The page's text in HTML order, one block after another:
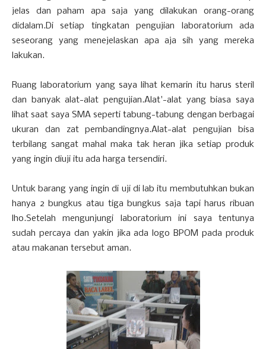
jelas dan paham apa saja yang dilakukan orang-orang
didalam.Di setiap tingkatan pengujian laboratorium ada
seseorang yang menejelaskan apa aja sih yang mereka
lakukan.
Ruang laboratorium yang saya lihat kemarin itu harus steril
dan banyak alat-alat pengujian.Alat'-alat yang biasa saya
lihat saat saya SMA seperti tabung-tabung dengan berbagai
ukuran dan zat pembandingnya.Alat-alat pengujian bisa
terbilang sangat mahal maka tak heran jika setiap produk
yang ingin diuji itu ada harga tersendiri.
Untuk barang yang ingin di uji di lab itu membutuhkan bukan
hanya 2 bungkus atau tiga bungkus saja tapi harus ribuan
lho.Setelah mengunjungi laboratorium ini saya tentunya
sudah percaya dan yakin jika ada logo BPOM pada produk
atau makanan tersebut aman.